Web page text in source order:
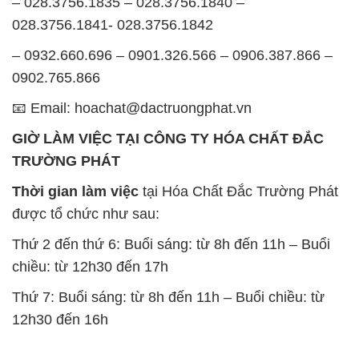
028.3756.1841- 028.3756.1842
– 0932.660.696 – 0901.326.566 – 0906.387.866 –
0902.765.866
📧 Email: hoachat@dactruongphat.vn
GIỜ LÀM VIỆC TẠI CÔNG TY HÓA CHẤT ĐẮC
TRƯỜNG PHÁT
Thời gian làm việc tại Hóa Chất Đắc Trường Phát
được tổ chức như sau:
Thứ 2 đến thứ 6: Buổi sáng: từ 8h đến 11h – Buổi
chiều: từ 12h30 đến 17h
Thứ 7: Buổi sáng: từ 8h đến 11h – Buổi chiều: từ
12h30 đến 16h